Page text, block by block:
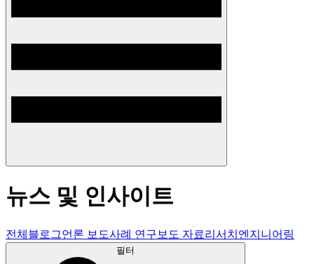
뉴스 및 인사이트
전체 블로그언론 보도사례 연구 보도 자료리서치 엔지니어링
필터